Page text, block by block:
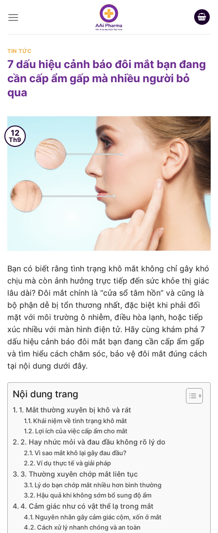
TIN TỨC
7 dấu hiệu cảnh báo đôi mắt bạn đang
cần cấp ẩm gấp mà nhiều người bỏ
qua
12
Th9
Bạn có biết rằng tình trạng khô mắt không chỉ gây khó
chịu mà còn ảnh hưởng trực tiếp đến sức khỏe thị giác
lâu dài? Đôi mắt chính là “cửa sổ tâm hồn” và cũng là
bộ phận dễ bị tổn thương nhất, đặc biệt khi phải đối
mặt với môi trường ô nhiễm, điều hòa lạnh, hoặc tiếp
xúc nhiều với màn hình điện tử. Hãy cùng khám phá 7
dấu hiệu cảnh báo đôi mắt bạn đang cần cấp ẩm gấp
và tìm hiểu cách chăm sóc, bảo vệ đôi mắt đúng cách
tại nội dung dưới đây.
Nội dung trang
1. Mắt thường xuyên bị khô và rát
Khái niệm về tình trạng khô mắt
Lợi ích của việc cấp ẩm cho mắt
2. Hay nhức mỏi và đau đầu không rõ lý do
Vì sao mắt khô lại gây đau đầu?
Ví dụ thực tế và giải pháp
3. Thường xuyên chớp mắt liên tục
Lý do bạn chớp mắt nhiều hơn bình thường
Hậu quả khi không sớm bổ sung độ ẩm
4. Cảm giác như có vật thể lạ trong mắt
Nguyên nhân gây cảm giác cộm, xốn ở mắt
Cách xử lý nhanh chóng và an toàn